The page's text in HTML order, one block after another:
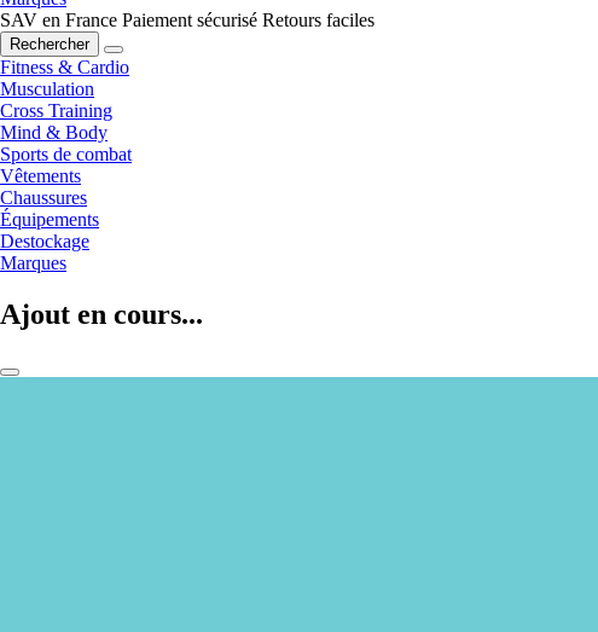
SAV en France Paiement sécurisé Retours faciles
Rechercher
Fitness & Cardio
Musculation
Cross Training
Mind & Body
Sports de combat
Vêtements
Chaussures
Équipements
Destockage
Marques
Ajout en cours...